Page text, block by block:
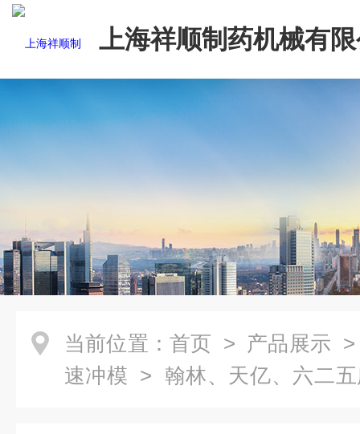
上海祥顺制药机械有
当前位置： 首页 > 产品展示
速冲模 > 翰林、天亿、六二